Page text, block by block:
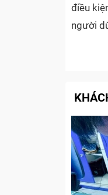
điều
người
Không